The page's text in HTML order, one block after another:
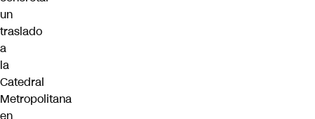
un
traslado
a
la
Catedral
Metropolitana